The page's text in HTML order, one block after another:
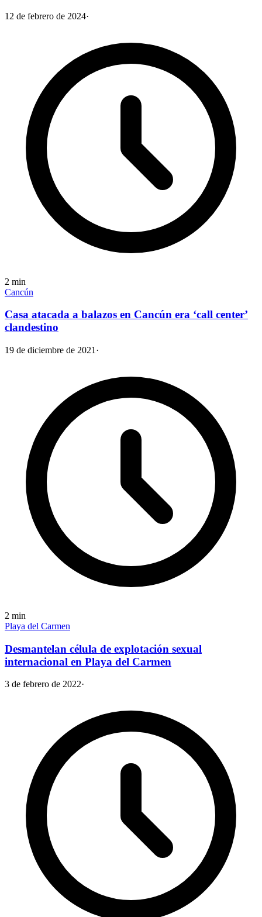
12 de febrero de 2024·
2 min
Cancún
Casa atacada a balazos en Cancún era ‘call center’
clandestino
19 de diciembre de 2021 ·
2 min
Playa del Carmen
Desmantelan célula de explotación sexual
internacional en Playa del Carmen
3 de febrero de 2022·